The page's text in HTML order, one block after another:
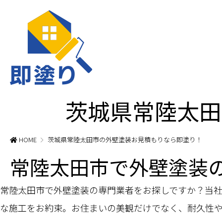
茨城県常陸太
HOME 茨城県常陸太田市の外壁塗装お見積もりなら即塗り！
常陸太田市で外壁塗装
常陸太田市で外壁塗装の専門業者をお探しですか？当
な施工をお約束。お住まいの美観だけでなく、耐久性